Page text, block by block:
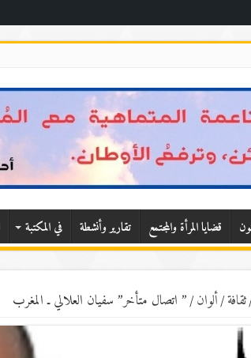
قضايا المرأة والمجتمع تقارير وأنشطة في المكتبة
ثقافة/ألوان/” اتصال متأخر” سفيان العلالي ـ المغرب